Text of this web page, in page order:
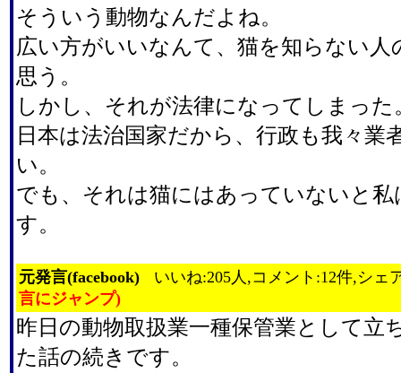
そういう動物なんだよね。
広い方がいいなんて、猫を知らない人
思う。
しかし、それが法律になってしまった
日本は法治国家だから、行政も我々業
い。
でも、それは猫にはあっていないと
す。
元発言(facebook)
いいね:205人,コメント:12件,シェ
言にジャンプ)
昨日の動物取扱業一種保管業として立
た話の続きです。